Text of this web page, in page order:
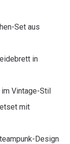
Set aus
in
Vintage-Stil
mit
Design